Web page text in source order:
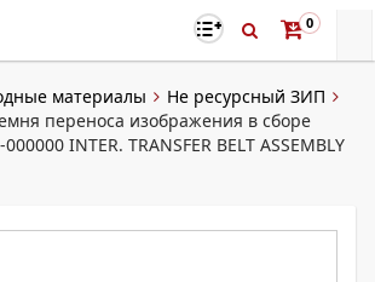
0
материалы
Не ресурсный ЗИП
переноса изображения в сборе
INTER. TRANSFER BELT ASSEMBLY